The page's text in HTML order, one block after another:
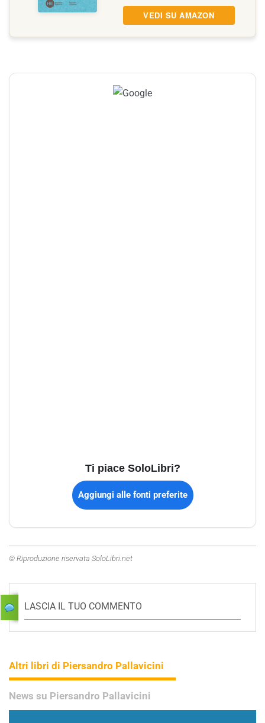
VEDI SU AMAZON
Ti piace SoloLibri?
Aggiungi alle fonti preferite
© Riproduzione riservata SoloLibri.net
LASCIA IL TUO COMMENTO
Altri libri di Piersandro Pallavicini
News su Piersandro Pallavicini